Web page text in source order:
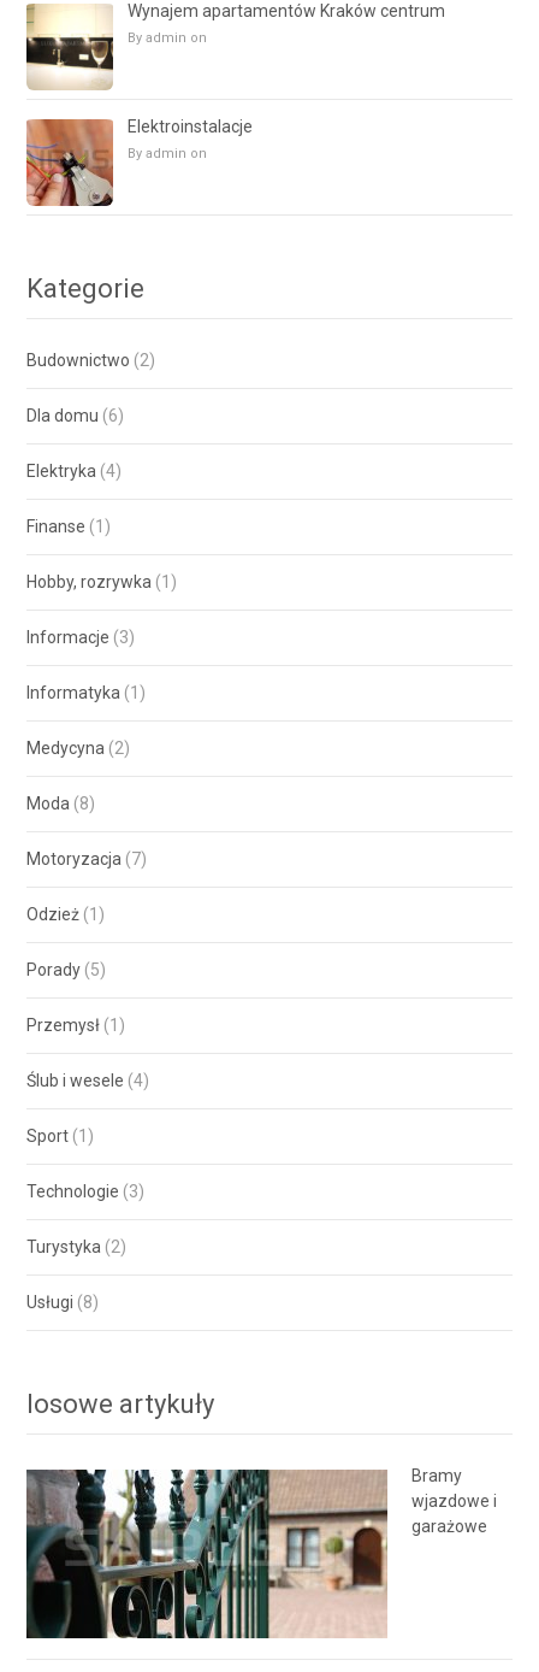
Wynajem apartamentów Kraków centrum
By admin on
Elektroinstalacje
By admin on
Kategorie
Budownictwo (2)
Dla domu (6)
Elektryka (4)
Finanse (1)
Hobby, rozrywka (1)
Informacje (3)
Informatyka (1)
Medycyna (2)
Moda (8)
Motoryzacja (7)
Odzież (1)
Porady (5)
Przemysł (1)
Ślub i wesele (4)
Sport (1)
Technologie (3)
Turystyka (2)
Usługi (8)
losowe artykuły
Bramy
wjazdowe i
garażowe